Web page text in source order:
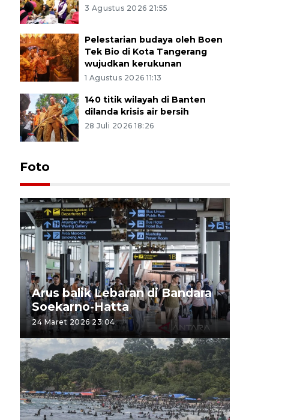
3 Agustus 2026 21:55
Pelestarian budaya oleh Boen
Tek Bio di Kota Tangerang
wujudkan kerukunan
1 Agustus 2026 11:13
140 titik wilayah di Banten
dilanda krisis air bersih
28 Juli 2026 18:26
Foto
Arus balik Lebaran di Bandara
Soekarno-Hatta
24 Maret 2026 23:04